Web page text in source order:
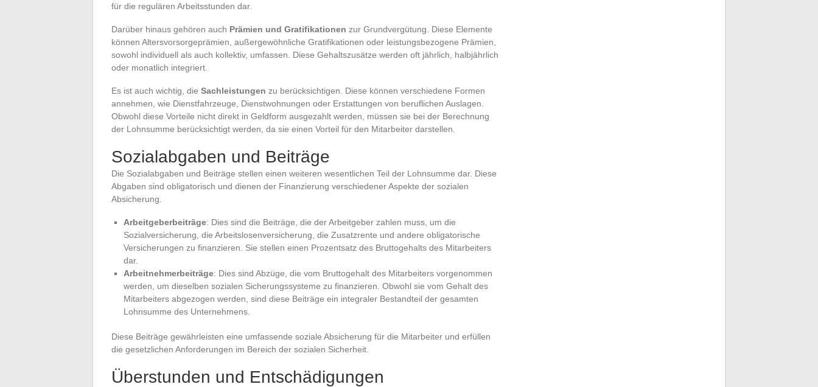
für die regulären Arbeitsstunden dar.
Darüber hinaus gehören auch Prämien und Gratifikationen zur Grundvergütung. Diese Elemente
können Altersvorsorgeprämien, außergewöhnliche Gratifikationen oder leistungsbezogene Prämien,
sowohl individuell als auch kollektiv, umfassen. Diese Gehaltszusätze werden oft jährlich, halbjährlich
oder monatlich integriert.
Es ist auch wichtig, die Sachleistungen zu berücksichtigen. Diese können verschiedene Formen
annehmen, wie Dienstfahrzeuge, Dienstwohnungen oder Erstattungen von beruflichen Auslagen.
Obwohl diese Vorteile nicht direkt in Geldform ausgezahlt werden, müssen sie bei der Berechnung
der Lohnsumme berücksichtigt werden, da sie einen Vorteil für den Mitarbeiter darstellen.
Sozialabgaben und Beiträge
Die Sozialabgaben und Beiträge stellen einen weiteren wesentlichen Teil der Lohnsumme dar. Diese
Abgaben sind obligatorisch und dienen der Finanzierung verschiedener Aspekte der sozialen
Absicherung.
Arbeitgeberbeiträge: Dies sind die Beiträge, die der Arbeitgeber zahlen muss, um die
Sozialversicherung, die Arbeitslosenversicherung, die Zusatzrente und andere obligatorische
Versicherungen zu finanzieren. Sie stellen einen Prozentsatz des Bruttogehalts des Mitarbeiters
dar.
Arbeitnehmerbeiträge: Dies sind Abzüge, die vom Bruttogehalt des Mitarbeiters vorgenommen
werden, um dieselben sozialen Sicherungssysteme zu finanzieren. Obwohl sie vom Gehalt des
Mitarbeiters abgezogen werden, sind diese Beiträge ein integraler Bestandteil der gesamten
Lohnsumme des Unternehmens.
Diese Beiträge gewährleisten eine umfassende soziale Absicherung für die Mitarbeiter und erfüllen
die gesetzlichen Anforderungen im Bereich der sozialen Sicherheit.
Überstunden und Entschädigungen